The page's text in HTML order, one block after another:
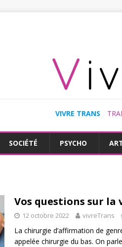
VIVRE TRANS
SOCIÉTÉ PSYCHO
Vos questions sur
12 octobre 2022 vivreTrans
La chirurgie d’affirmation de
appelée chirurgie du bas. On